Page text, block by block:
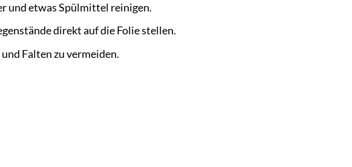
und etwas Spülmittel reinigen.
direkt auf die Folie stellen.
Falten zu vermeiden.